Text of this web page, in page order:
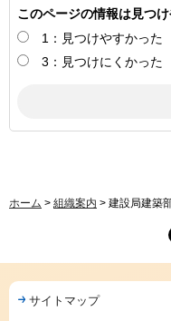
このページの情報は見つ
1：見つけやすかった
3：見つけにくかった
ホーム > 組織案内 > 建設局建築
サイトマップ